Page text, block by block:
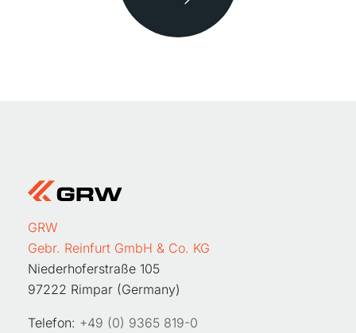
GRW
Gebr. Reinfurt GmbH & Co. KG
Niederhoferstraße 105
97222 Rimpar (Germany)
Telefon: +49 (0) 9365 819-0